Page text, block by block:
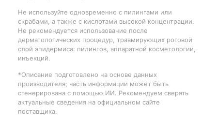
Не используйте одновременно с пилингами или
скрабами, а также с кислотами высокой концентрации.
Не рекомендуется использование после
дерматологических процедур, травмирующих роговой
слой эпидермиса: пилингов, аппаратной косметологии,
инъекций.
*Описание подготовлено на основе данных
производителя; часть информации может быть
сгенерирована с помощью ИИ. Рекомендуем сверять
актуальные сведения на официальном сайте
поставщика.